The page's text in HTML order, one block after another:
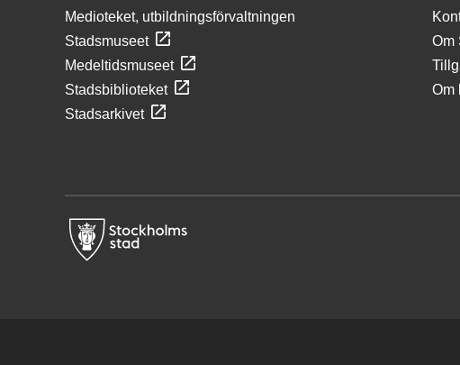
Medioteket, utbildningsförvaltningen
Stadsmuseet
Medeltidsmuseet
Stadsbiblioteket
Stadsarkivet
Om
Om